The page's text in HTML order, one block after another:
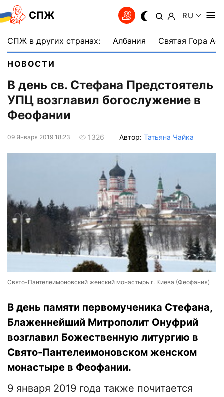
СПЖ RU
СПЖ в других странах: Албания Святая Гора
НОВОСТИ
В день св. Стефана Предстоятель
УПЦ возглавил богослужение в
Феофании
09 Января 2019 18:23 1326 Автор: Татьяна Чайка
Свято-Пантелеимоновский женский монастырь г. Киева (Феофания)
В день памяти первомученика Стефана,
Блаженнейший Митрополит Онуфрий
возглавил Божественную литургию в
Свято-Пантелеимоновском женском
монастыре в Феофании.
9 января 2019 года также почитается